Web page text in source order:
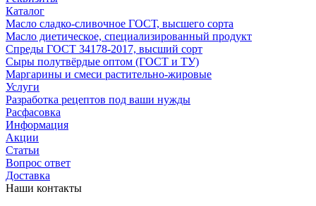
Каталог
Масло сладко-сливочное ГОСТ, высшего сорта
Масло диетическое, специализированный продукт
Спреды ГОСТ 34178-2017, высший сорт
Сыры полутвёрдые оптом (ГОСТ и ТУ)
Маргарины и смеси растительно-жировые
Услуги
Разработка рецептов под ваши нужды
Расфасовка
Информация
Акции
Статьи
Вопрос ответ
Доставка
Наши контакты